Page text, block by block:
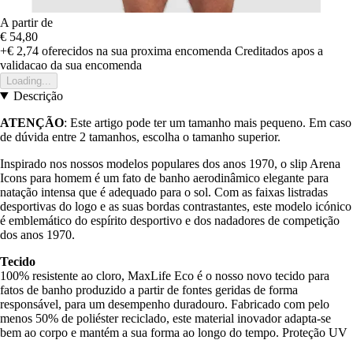
A partir de
€ 54,80
+€ 2,74 oferecidos na sua proxima encomenda Creditados apos a
validacao da sua encomenda
Loading...
Descrição
ATENÇÃO: Este artigo pode ter um tamanho mais pequeno. Em caso
de dúvida entre 2 tamanhos, escolha o tamanho superior.
Inspirado nos nossos modelos populares dos anos 1970, o slip Arena
Icons para homem é um fato de banho aerodinâmico elegante para
natação intensa que é adequado para o sol. Com as faixas listradas
desportivas do logo e as suas bordas contrastantes, este modelo icónico
é emblemático do espírito desportivo e dos nadadores de competição
dos anos 1970.
Tecido
100% resistente ao cloro, MaxLife Eco é o nosso novo tecido para
fatos de banho produzido a partir de fontes geridas de forma
responsável, para um desempenho duradouro. Fabricado com pelo
menos 50% de poliéster reciclado, este material inovador adapta-se
bem ao corpo e mantém a sua forma ao longo do tempo. Proteção UV